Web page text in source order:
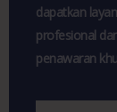
dapatkan
profesional
penawaran